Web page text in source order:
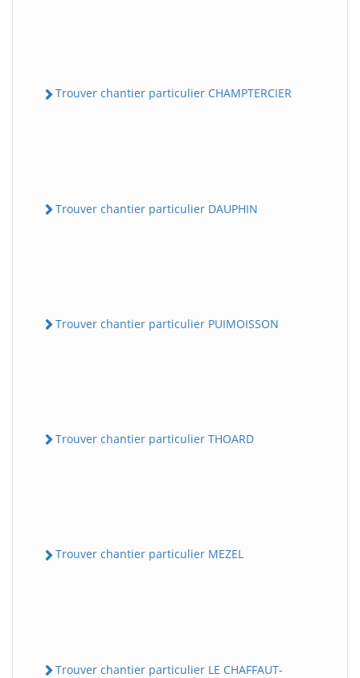
Trouver chantier particulier CHAMPTERCIER
Trouver chantier particulier DAUPHIN
Trouver chantier particulier PUIMOISSON
Trouver chantier particulier THOARD
Trouver chantier particulier MEZEL
Trouver chantier particulier LE CHAFFAUT-